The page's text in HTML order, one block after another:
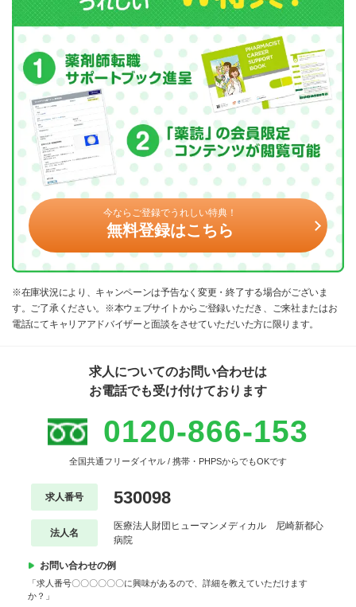
今ならご登録でうれしい特典！
無料登録はこちら
※在庫状況により、キャンペーンは予告なく変更・終了する場合がございま
す。ご了承ください。※本ウェブサイトからご登録いただき、ご来社またはお
電話にてキャリアアドバイザーと面談をさせていただいた方に限ります。
求人についてのお問い合わせは
お電話でも受け付けております
0120-866-153
全国共通フリーダイヤル / 携帯・PHPSからでもOKです
求人番号 530098
法人名
医療法人財団ヒューマンメディカル 尼崎新都心
病院
お問い合わせの例
「求人番号〇〇〇〇〇〇に興味があるので、詳細を教えていただけます
か？」